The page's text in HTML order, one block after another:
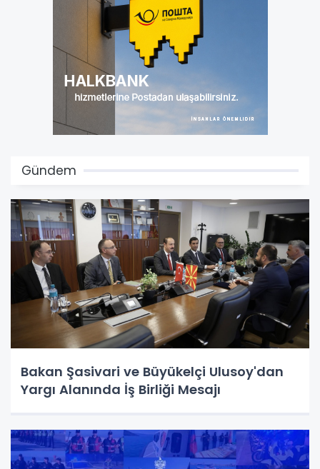
Gündem
Bakan Şasivari ve Büyükelçi Ulusoy'dan
Yargı Alanında İş Birliği Mesajı